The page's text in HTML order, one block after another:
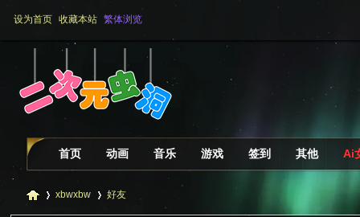
设为首页 收藏本站 繁体浏览
首页 动画 音乐 游戏 签到 其他 Ai
xbwxbw 好友